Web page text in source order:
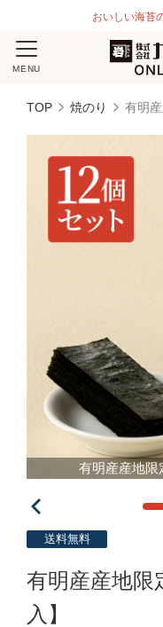
おいしい海苔
MENU
TOP 焼のり 有明
有明産産地限
送料無料
有明産産地限
入】